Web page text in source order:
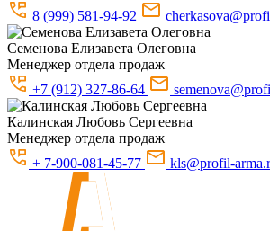
8 (999) 581-94-92
Семенова Елизавета Олеговна
Менеджер отдела продаж
+7 (912) 327-86-64
Калинская Любовь Сергеевна
Менеджер отдела продаж
+ 7-900-081-45-77
kls@profil-